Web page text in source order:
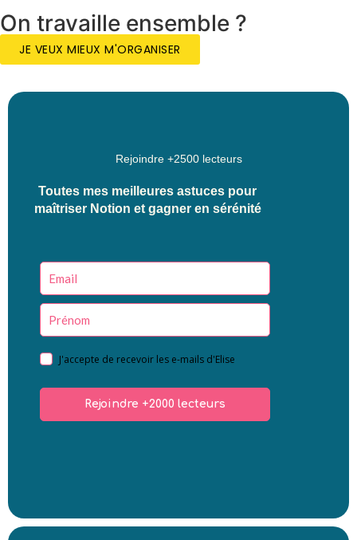
On travaille ensemble ?
JE VEUX MIEUX M'ORGANISER
Rejoindre +2500 lecteurs
Toutes mes meilleures astuces pour
maîtriser Notion et gagner en sérénité
J'accepte de recevoir les e-mails d'Elise
Rejoindre +2000 lecteurs